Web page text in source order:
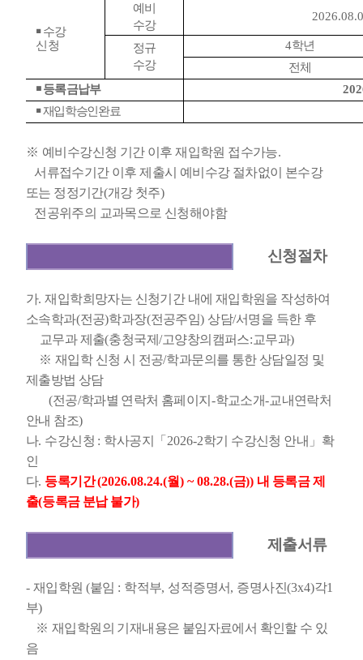
￭수강
신청
예비
수강
정규
수강
4학년
전체
￭등록금납부
￭재입학승인완료
※ 예비수강신청 기간 이후 재입학원 접수가능.
서류접수기간 이후 제출시 예비수강 절차없이 본수강
또는 정정기간(개강 첫주)
전공위주의 교과목으로 신청해야함
신청절차
가.재입학희망자는 신청기간 내에 재입학원을 작성하여
소속학과(전공)학과장(전공주임) 상담/서명을 득한 후
교무과 제출(충청국제/고양창의캠퍼스:교무과)
※ 재입학 신청 시 전공/학과문의를 통한 상담일정 및
제출방법 상담
(전공/학과별 연락처 홈페이지 -학교소개-교내연락처
안내 참조)
나. 수강신청 : 학사공지 「 2026-2학기 수강신청 안내 」 확
인
다. 등록기간(2026.08.24.(월) ~ 08.28.(금)) 내 등록금 제
출(등록금 분납 불가)
제출서류
- 재입학원 (붙임 : 학적부, 성적증명서, 증명사진(3x4)각1
부)
※ 재입학원의 기재내용은 붙임자료에서 확인할 수 있
음